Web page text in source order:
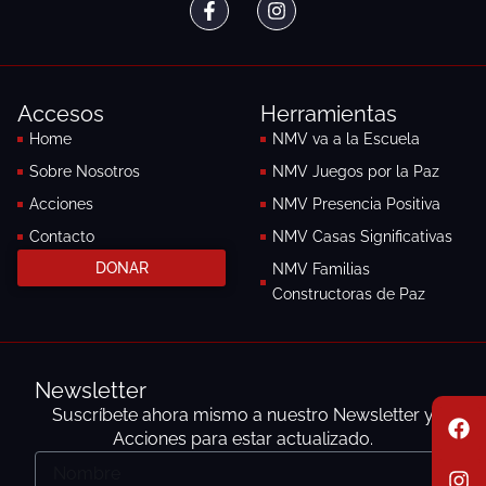
a
e
n
t
n
e
a
n
r
a
Accesos
Home
Sobre Nosotros
Acciones
Contacto
DONAR
Herramientas
NMV va a la Escuela
NMV Juegos por la Paz
NMV Presencia Positiva
NMV Casas Significativas
NMV Familias
Constructoras de Paz
Newsletter
Suscríbete ahora mismo a nuestro Newsletter y
Acciones para estar actualizado.
Nombre